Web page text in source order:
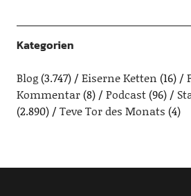
Kategorien
Blog(3.747) Eiserne Ketten (16)
Kommentar(8) Podcast(96)
(2.890)
Teve Tor des Monats (4)